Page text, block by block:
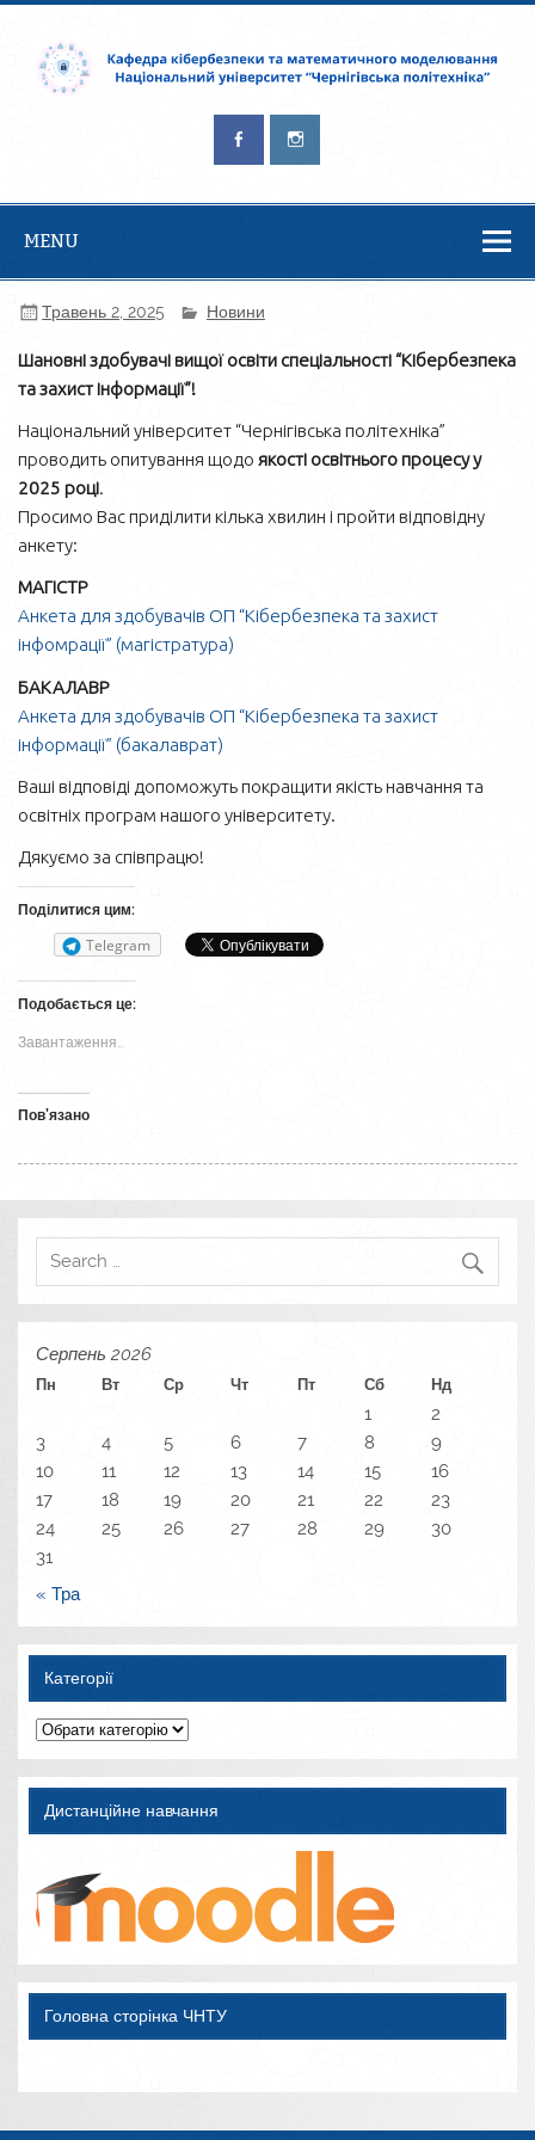
кібербезпеки та
математичного
Безпека – це процес, а не результат. Брюс Шнайер
MENU
Травень 2, 2025 Новини
Шановні здобувачі вищої освіти спеціальності “Кібербезпека
та захист інформації”!
Національний університет “Чернігівська політехніка”
проводить опитування щодо якості освітнього процесу у
2025 році.
Просимо Вас приділити кілька хвилин і пройти відповідну
анкету:
МАГІСТР
Анкета для здобувачів ОП “Кібербезпека та захист
інфомрації” (магістратура)
БАКАЛАВР
Анкета для здобувачів ОП “Кібербезпека та захист
інформації” (бакалаврат)
Ваші відповіді допоможуть покращити якість навчання та
освітніх програм нашого університету.
Дякуємо за співпрацю!
Поділитися цим:
Telegram
Подобається це:
Завантаження…
Пов’язано
Серпень 2026
Пн Вт Ср Чт Пт Сб Нд
« Тра
1
2
3
4 5 6 7 8
9
10
11 12 13 14 15
16
17
18 19 20 21 22
23
24
25 26 27 28 29
30
31
Категорії
Категорії
Дистанційне навчання
Головна сторінка ЧНТУ